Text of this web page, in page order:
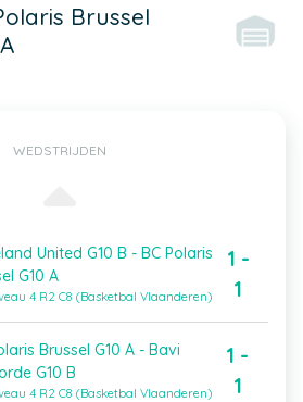
Brussel
WEDSTRIJDEN
United G10 B - BC Polaris
G10 A
4 R2 C8 (Basketbal Vlaanderen)
1 -
1
Brussel G10 A - Bavi
G10 B
4 R2 C8 (Basketbal Vlaanderen)
1 -
1